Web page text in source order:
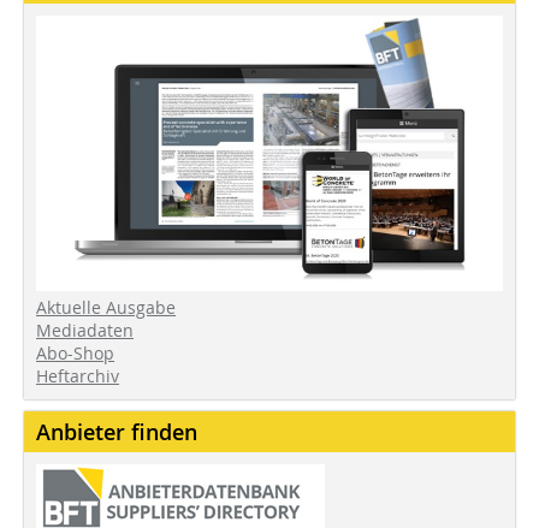
Aktuelle Ausgabe
Mediadaten
Abo-Shop
Heftarchiv
Anbieter finden